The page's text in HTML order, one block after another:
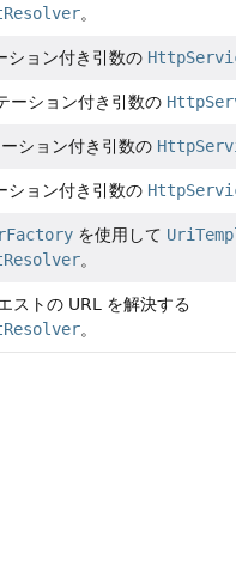
。
ション付き引数の
ーション付き引数の
ション付き引数の
ション付き引数の
を使用して
。
ストの URL を解決する
。